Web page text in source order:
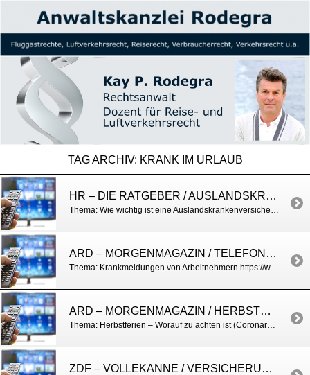
TAG ARCHIV: KRANK IM URLAUB
HR – DIE RATGEBER / AUSLANDSKRANKENVERSICHERUNG
Thema: Wie wichtig ist eine Auslandskrankenversicherung? Die Ratgeber : Die Ratgeber vom 10.07.2025 – hier anschauen
ARD – MORGENMAGAZIN / TELEFONISCHE KRANKSCHREIBUNG
Thema: Krankmeldungen von Arbeitnehmern https://www.daserste.de/information/politik-weltgeschehen/morgenmagazin/berichte-und-interviews/Service-Krankschreibungen-100.html
ARD – MORGENMAGAZIN / HERBSTURLAUB PLANEN
Thema: Herbstferien – Worauf zu achten ist (Coronaregeln, Versicherungen u.a.) https://www.daserste.de/information/politik-weltgeschehen/morgenmagazin/service/service-Herbstferien-planen-reisen100.html
ZDF – VOLLEKANNE / VERSICHERUNGEN FÜR DEN URLAUB